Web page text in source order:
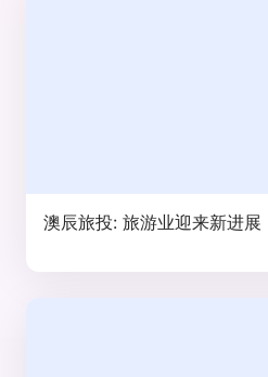
澳辰旅投: 旅游业迎来新进展